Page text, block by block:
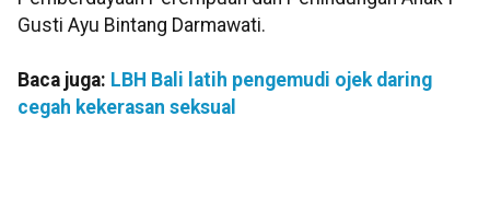
Gusti Ayu Bintang Darmawati.
Baca juga: LBH Bali latih pengemudi ojek daring
cegah kekerasan seksual